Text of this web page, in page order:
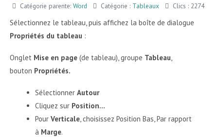
Catégorie parente: Word Catégorie : Tableaux Clics : 2274
Sélectionnez le tableau, puis affichez la boîte de dialogue
Propriétés du tableau :
Onglet Mise en page (de tableau), groupe Tableau,
bouton Propriétés.
Sélectionner Autour
Cliquez sur Position...
Pour Verticale, choisissez Position Bas, Par rapport
à Marge.